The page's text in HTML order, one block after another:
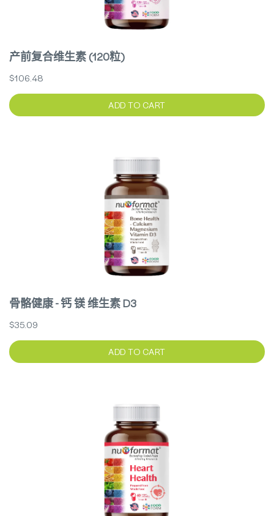
产前复合维生素 (120粒)
$106.48
ADD TO CART
骨骼健康 - 钙 镁 维生素 D3
$35.09
ADD TO CART